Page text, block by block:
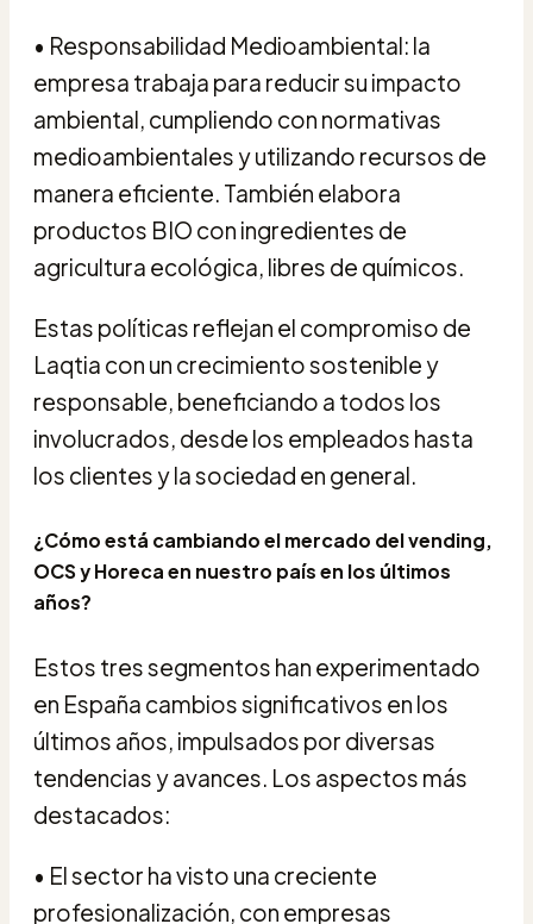
• Responsabilidad Medioambiental: la
empresa trabaja para reducir su impacto
ambiental, cumpliendo con normativas
medioambientales y utilizando recursos de
manera eficiente. También elabora
productos BIO con ingredientes de
agricultura ecológica, libres de químicos.
Estas políticas reflejan el compromiso de
Laqtia con un crecimiento sostenible y
responsable, beneficiando a todos los
involucrados, desde los empleados hasta
los clientes y la sociedad en general.
¿Cómo está cambiando el mercado del vending,
OCS y Horeca en nuestro país en los últimos
años?
Estos tres segmentos han experimentado
en España cambios significativos en los
últimos años, impulsados por diversas
tendencias y avances. Los aspectos más
destacados:
• El sector ha visto una creciente
profesionalización, con empresas